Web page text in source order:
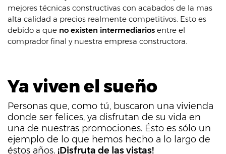
mejores técnicas constructivas con acabados de la mas
alta calidad a precios realmente competitivos. Esto es
debido a que no existen intermediarios entre el
comprador final y nuestra empresa constructora.
Ya viven el sueño
Personas que, como tú, buscaron una vivienda
donde ser felices, ya disfrutan de su vida en
una de nuestras promociones. Ésto es sólo un
ejemplo de lo que hemos hecho a lo largo de
éstos años. ¡Disfruta de las vistas!